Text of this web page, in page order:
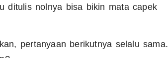
ditulis nolnya bisa bikin mata capek
pertanyaan berikutnya selalu sama.